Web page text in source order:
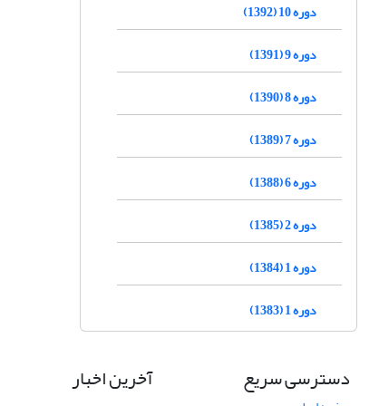
دوره 10 (1392)
دوره 9 (1391)
دوره 8 (1390)
دوره 7 (1389)
دوره 6 (1388)
دوره 2 (1385)
دوره 1 (1384)
دوره 1 (1383)
دسترسی سریع آخرین اخبار